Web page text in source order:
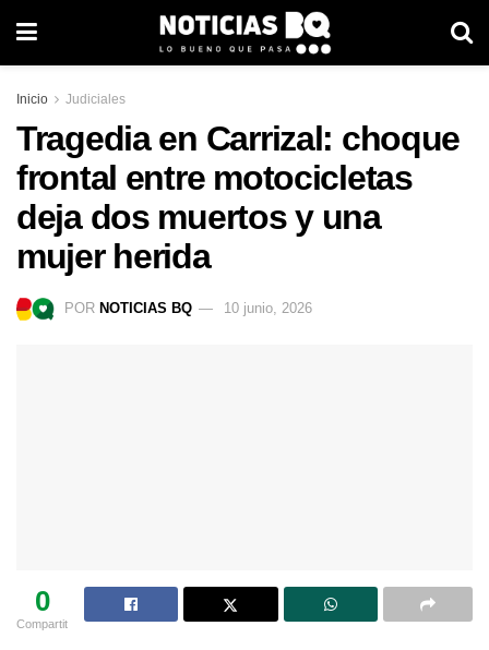
Inicio Judiciales
Tragedia en Carrizal: choque
frontal entre motocicletas
deja dos muertos y una
mujer herida
POR NOTICIAS BQ 10 junio, 2026
0
Compartit